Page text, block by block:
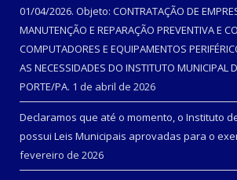
01/04/2026. Objeto: CONTRATAÇÃO DE
MANUTENÇÃO E REPARAÇÃO PREVENTIVA E
COMPUTADORES E EQUIPAMENTOS
AS NECESSIDADES DO INSTITUTO MUNICIPAL
PORTE/PA. 1 de abril de 2026
Declaramos que até o momento, o Instituto
possui Leis Municipais aprovadas para o
fevereiro de 2026